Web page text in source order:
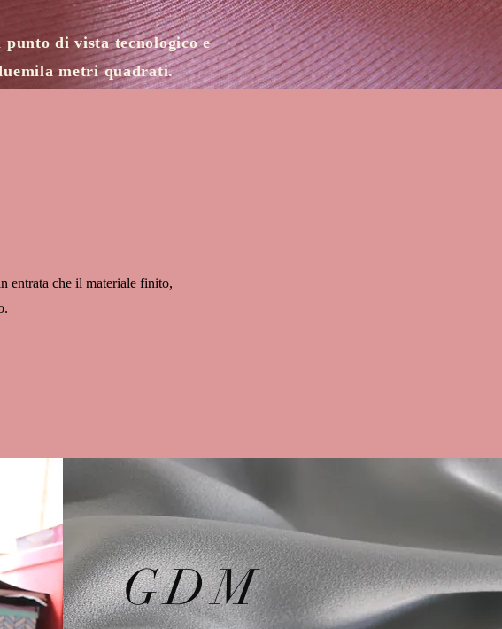
punto di vista tecnologico e
metri quadrati.
entrata che il materiale finito,
GDM